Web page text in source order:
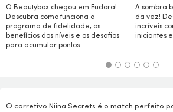
O Beautybox chegou em Eudora!
Descubra como funciona o
programa de fidelidade, os
benefícios dos níveis e os desafios
para acumular pontos
A sombra
da vez!
incríveis
iniciantes
O corretivo Niina Secrets é o match perfeito